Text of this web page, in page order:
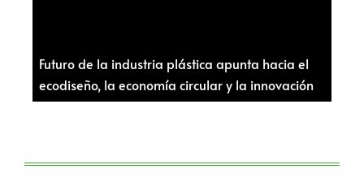
Futuro de la industria plástica apunta hacia el
ecodiseño, la economía circular y la innovación